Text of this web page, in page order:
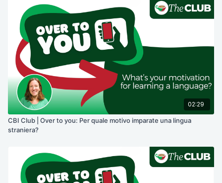
02:29
CBI Club | Over to you: Per quale motivo imparate una lingua
straniera?